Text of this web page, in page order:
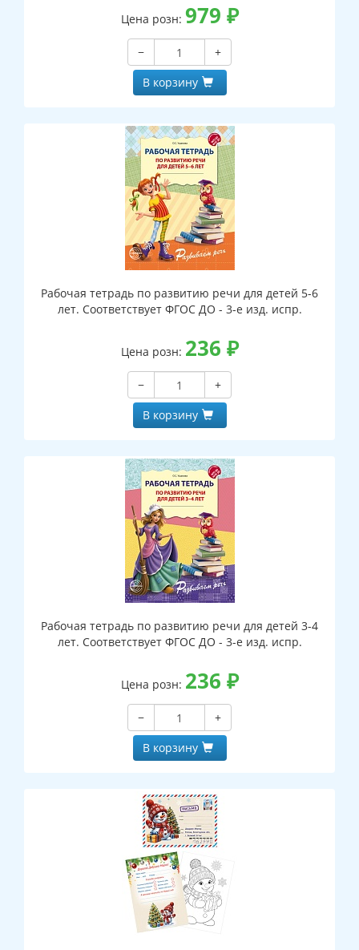
Цена розн: 979 ₽
−
+
В корзину
Рабочая тетрадь по развитию речи для детей 5-6
лет. Соответствует ФГОС ДО - 3-е изд. испр.
Цена розн: 236 ₽
−
+
В корзину
Рабочая тетрадь по развитию речи для детей 3-4
лет. Соответствует ФГОС ДО - 3-е изд. испр.
Цена розн: 236 ₽
−
+
В корзину